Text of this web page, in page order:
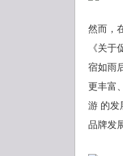
然而，
《关
宿如雨
更丰富
游 的发
品牌发